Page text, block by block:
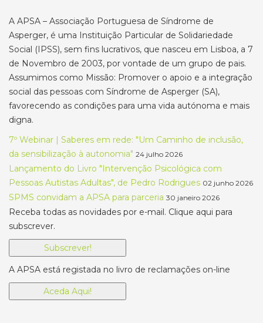
A APSA – Associação Portuguesa de Síndrome de
Asperger, é uma Instituição Particular de Solidariedade
Social (IPSS), sem fins lucrativos, que nasceu em Lisboa, a 7
de Novembro de 2003, por vontade de um grupo de pais.
Assumimos como Missão: Promover o apoio e a integração
social das pessoas com Síndrome de Asperger (SA),
favorecendo as condições para uma vida autónoma e mais
digna.
7º Webinar | Saberes em rede: "Um Caminho de inclusão,
da sensibilização à autonomia" 24 julho 2026
Lançamento do Livro "Intervenção Psicológica com
Pessoas Autistas Adultas", de Pedro Rodrigues 02 junho 2026
SPMS convidam a APSA para parceria 30 janeiro 2026
Receba todas as novidades por e-mail. Clique aqui para
subscrever.
Subscrever!
A APSA está registada no livro de reclamações on-line
Aceda Aqui!